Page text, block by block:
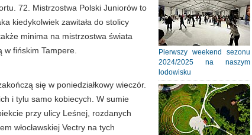
Pierwszy weekend sezonu
2024/2025 na naszym
lodowisku
72. Mistrzostwa Polski Juniorów to
kiedykolwiek zawitała do stolicy
minima na mistrzostwa świata
w fińskim Tampere.
się w poniedziałkowy wieczór.
i tylu samo kobiecych. W sumie
przy ulicy Leśnej, rozdanych
włocławskiej Vectry na tych